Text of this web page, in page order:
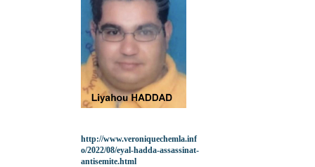
http://www.veroniquechemla.inf
o/2022/08/eyal-hadda-assassinat-
antisemite.html